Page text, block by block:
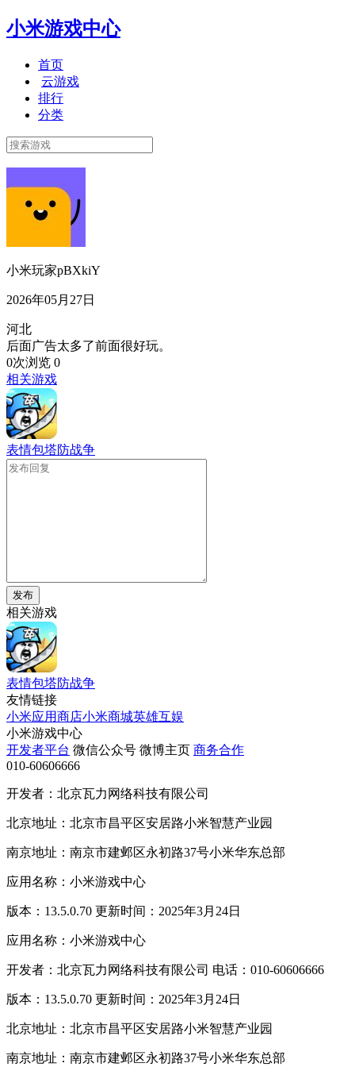
小米游戏中心
首页
云游戏
排行
分类
小米玩家pBXkiY
2026年05月27日
河北
后面广告太多了前面很好玩。
0次浏览 0
相关游戏
表情包塔防战争
发布
相关游戏
表情包塔防战争
友情链接
小米应用商店小米商城英雄互娱
小米游戏中心
开发者平台 微信公众号 微博主页 商务合作
010-60606666
开发者：北京瓦力网络科技有限公司
北京地址：北京市昌平区安居路小米智慧产业园
南京地址：南京市建邺区永初路37号小米华东总部
应用名称：小米游戏中心
版本：13.5.0.70 更新时间：2025年3月24日
应用名称：小米游戏中心
开发者：北京瓦力网络科技有限公司 电话：010-60606666
版本：13.5.0.70 更新时间：2025年3月24日
北京地址：北京市昌平区安居路小米智慧产业园
南京地址：南京市建邺区永初路37号小米华东总部